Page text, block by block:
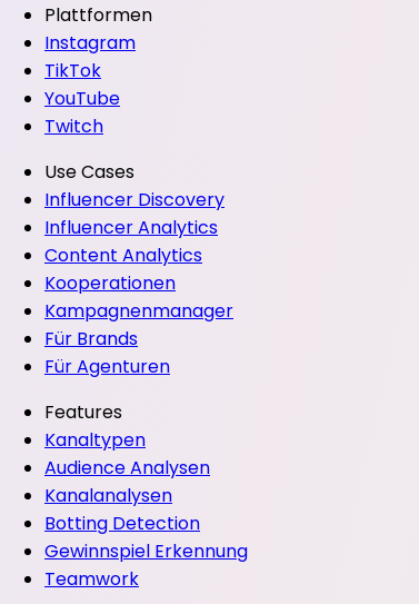
Plattformen
Instagram
TikTok
YouTube
Twitch
Use Cases
Influencer Discovery
Influencer Analytics
Content Analytics
Kooperationen
Kampagnenmanager
Für Brands
Für Agenturen
Features
Kanaltypen
Audience Analysen
Kanalanalysen
Botting Detection
Gewinnspiel Erkennung
Teamwork